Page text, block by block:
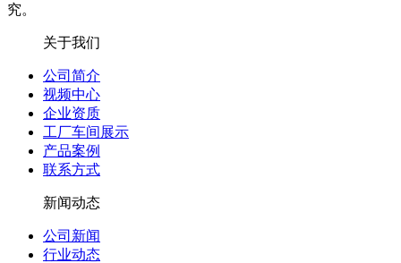
究。
关于我们
公司简介
视频中心
企业资质
工厂车间展示
产品案例
联系方式
新闻动态
公司新闻
行业动态